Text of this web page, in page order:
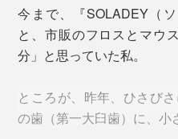
実態調査」2016年）
いまや、歯周病は、国民病
『APIYOO』の口腔洗浄
す極細水流が、歯周ポケッ
水が噴き出す専用ノズル。左は「ブラ
今まで、『SOLADEY（
と、市販のフロスとマウ
分」と思っていた私。
ところが、昨年、ひさび
の歯（第一大臼歯）に、小